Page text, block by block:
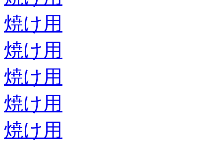
焼け用
焼け用
焼け用
焼け用
焼け用